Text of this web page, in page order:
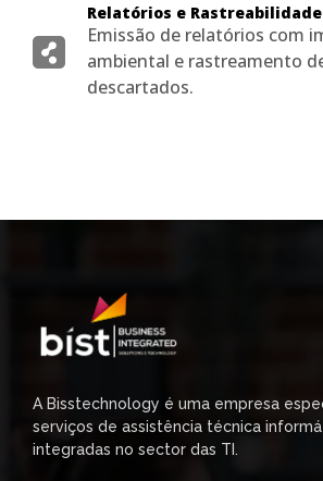
Relatórios e Rastreabilidade
Emissão de relatórios com
ambiental e rastreamento
descartados.
A Bisstechnology é uma empresa
serviços de assistência técnica
integradas no sector das TI.